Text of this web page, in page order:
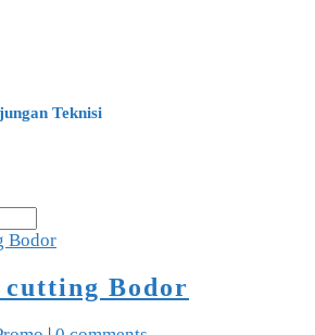
Teknisi
Bodor